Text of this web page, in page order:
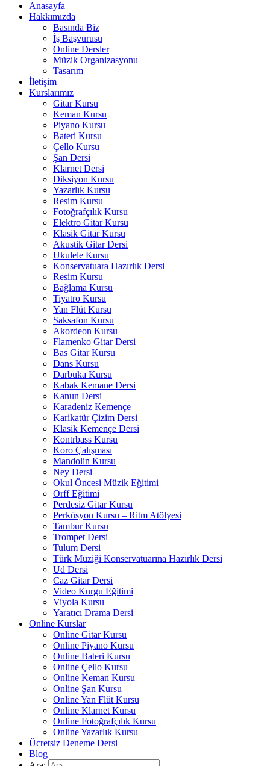
Anasayfa
Hakkımızda
Basında Biz
İş Başvurusu
Online Dersler
Müzik Organizasyonu
Tasarım
İletişim
Kurslarımız
Gitar Kursu
Keman Kursu
Piyano Kursu
Bateri Kursu
Çello Kursu
Şan Dersi
Klarnet Dersi
Diksiyon Kursu
Yazarlık Kursu
Resim Kursu
Fotoğrafçılık Kursu
Elektro Gitar Kursu
Klasik Gitar Kursu
Akustik Gitar Dersi
Ukulele Kursu
Konservatuara Hazırlık Dersi
Resim Kursu
Bağlama Kursu
Tiyatro Kursu
Yan Flüt Kursu
Saksafon Kursu
Akordeon Kursu
Flamenko Gitar Dersi
Bas Gitar Kursu
Dans Kursu
Darbuka Kursu
Kabak Kemane Dersi
Kanun Dersi
Karadeniz Kemençe
Karikatür Çizim Dersi
Klasik Kemençe Dersi
Kontrbass Kursu
Koro Çalışması
Mandolin Kursu
Ney Dersi
Okul Öncesi Müzik Eğitimi
Orff Eğitimi
Perdesiz Gitar Kursu
Perküsyon Kursu – Ritm Atölyesi
Tambur Kursu
Trompet Dersi
Tulum Dersi
Türk Müziği Konservatuarına Hazırlık Dersi
Ud Dersi
Caz Gitar Dersi
Video Kurgu Eğitimi
Viyola Kursu
Yaratıcı Drama Dersi
Online Kurslar
Online Gitar Kursu
Online Piyano Kursu
Online Bateri Kursu
Online Çello Kursu
Online Keman Kursu
Online Şan Kursu
Online Yan Flüt Kursu
Online Klarnet Kursu
Online Fotoğrafçılık Kursu
Online Yazarlık Kursu
Ücretsiz Deneme Dersi
Blog